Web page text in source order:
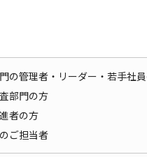
の管理者・リーダー・若手社
部門の方
者の方
ご担当者